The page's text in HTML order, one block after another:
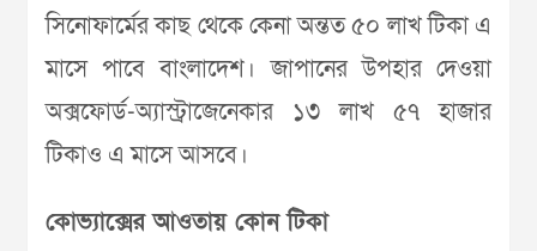
সিনোফার্মের কাছ থেকে কেনা অন্তত ৫০ লাখ টিকা এ
মাসে পাবে বাংলাদেশ। জাপানের উপহার দেওয়া
অক্সফোর্ড-অ্যাস্ট্রাজেনেকার ১৩ লাখ ৫৭ হাজার
টিকাও এ মাসে আসবে।
কোভ্যাক্সের আওতায় কোন টিকা